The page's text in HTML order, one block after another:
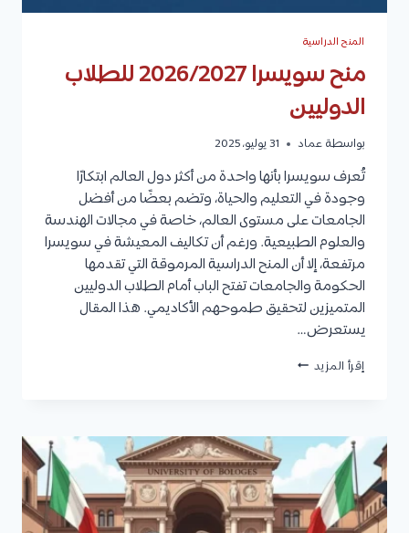
المنح الدراسية
منح سويسرا 2026/2027 للطلاب
الدوليين
بواسطة عماد 31 يوليو، 2025
تُعرف سويسرا بأنها واحدة من أكثر دول العالم ابتكارًا
وجودة في التعليم والحياة، وتضم بعضًا من أفضل
الجامعات على مستوى العالم، خاصة في مجالات الهندسة
والعلوم الطبيعية. ورغم أن تكاليف المعيشة في سويسرا
مرتفعة، إلا أن المنح الدراسية المرموقة التي تقدمها
الحكومة والجامعات تفتح الباب أمام الطلاب الدوليين
المتميزين لتحقيق طموحهم الأكاديمي. هذا المقال
يستعرض…
إقرأ المزيد منح
الدوليين